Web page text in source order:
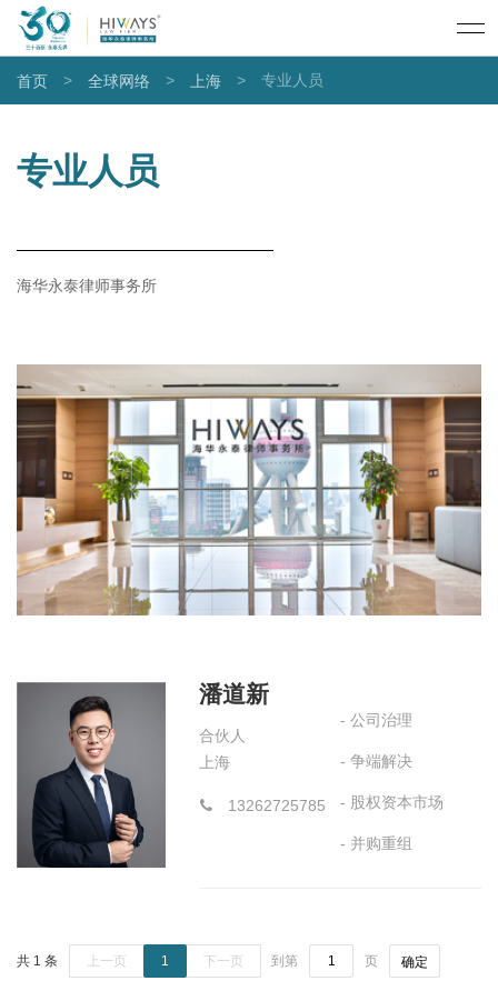
首页 > 全球网络 > 上海 > 专业人员
专业人员
海华永泰律师事务所
潘道新
合伙人
上海
13262725785
- 公司治理
- 争端解决
- 股权资本市场
- 并购重组
共 1 条 上一页 1 下一页 到第 页 确定